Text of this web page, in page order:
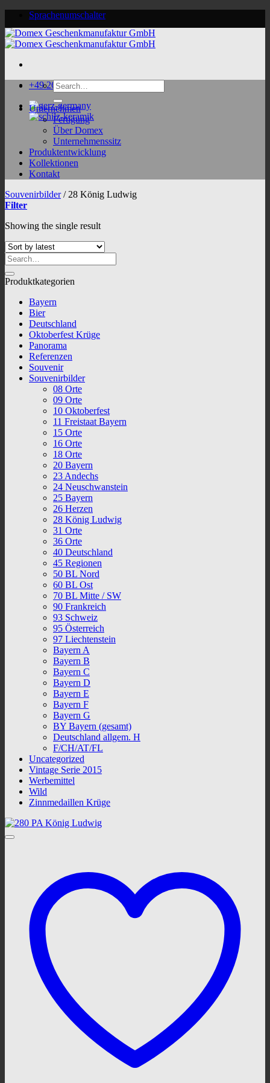
content
Sprachenumschalter
+49 2624 9188 0
Search
for:
Unternehmen
Fertigung
Über Domex
Unternehmenssitz
Produktentwicklung
Kollektionen
Kontakt
Souvenirbilder /28 König Ludwig
Filter
Showing the single result
Search
for:
Produktkategorien
Bayern
Bier
Deutschland
Oktoberfest Krüge
Panorama
Referenzen
Souvenir
Souvenirbilder
08 Orte
09 Orte
10 Oktoberfest
11 Freistaat Bayern
15 Orte
16 Orte
18 Orte
20 Bayern
23 Andechs
24 Neuschwanstein
25 Bayern
26 Herzen
28 König Ludwig
31 Orte
36 Orte
40 Deutschland
45 Regionen
50 BL Nord
60 BL Ost
70 BL Mitte / SW
90 Frankreich
93 Schweiz
95 Österreich
97 Liechtenstein
Bayern A
Bayern B
Bayern C
Bayern D
Bayern E
Bayern F
Bayern G
BY Bayern (gesamt)
Deutschland allgem. H
F/CH/AT/FL
Uncategorized
Vintage Serie 2015
Werbemittel
Wild
Zinnmedaillen Krüge